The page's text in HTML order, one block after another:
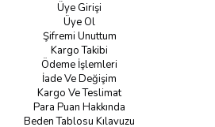
Üye Girişi
Üye Ol
Şifremi Unuttum
Kargo Takibi
Ödeme İşlemleri
İade Ve Değişim
Kargo Ve Teslimat
Para Puan Hakkında
Beden Tablosu Kılavuzu